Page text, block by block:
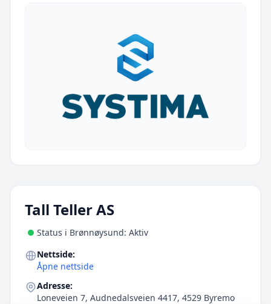
Tall Teller AS
Status i Brønnøysund: Aktiv
Nettside:
Åpne nettside
Adresse:
Loneveien 7, Audnedalsveien 4417, 4529 Byremo